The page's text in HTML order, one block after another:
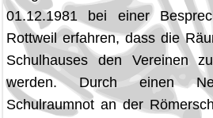
01.12.1981 bei einer
Rottweil erfahren, dass die
Schulhauses den Vereinen
werden. Durch einen
Schulraumnot an der